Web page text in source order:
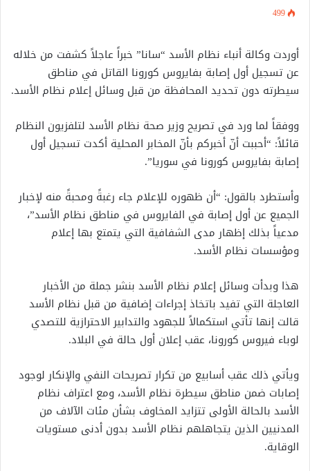
499
أوردت وكالة أنباء نظام الأسد “سانا” خبراً عاجلاً كشفت من خلاله
عن تسجيل أول إصابة بفايروس كورونا القاتل في مناطق
سيطرته دون تحديد المحافظة من قبل وسائل إعلام نظام الأسد.
ووفقاً لما ورد في تصريح وزير صحة نظام الأسد لتلفزيون النظام
قائلاً: “أحببت أنّ أخبركم بأنّ المخابر المحلية أكدت تسجيل أول
إصابة بفايروس كورونا في سوريا”.
وأستطرد بالقول: “أن ظهوره للإعلام جاء رغبةً ومحبةً منه لإخبار
الجميع عن أول إصابة في الفايروس في مناطق نظام الأسد”،
مدعياً بذلك إظهار مدى الشفافية التي يتمتع بها إعلام
ومؤسسات نظام الأسد.
هذا وبدأت وسائل إعلام نظام الأسد بنشر جملة من الأخبار
العاجلة التي تفيد باتخاذ إجراءات إضافية من قبل نظام الأسد
قالت إنها تأتي استكمالاً للجهود والتدابير الاحترازية للتصدي
لوباء فيروس كورونا، عقب إعلان أول حالة في البلاد.
ويأتي ذلك عقب أسابيع من تكرار تصريحات النفي والإنكار لوجود
إصابات ضمن مناطق سيطرة نظام الأسد، ومع اعتراف نظام
الأسد بالحالة الأولى تتزايد المخاوف بشأن مئات الآلاف من
المدنيين الذين يتجاهلهم نظام الأسد بدون أدنى مستويات
الوقاية.